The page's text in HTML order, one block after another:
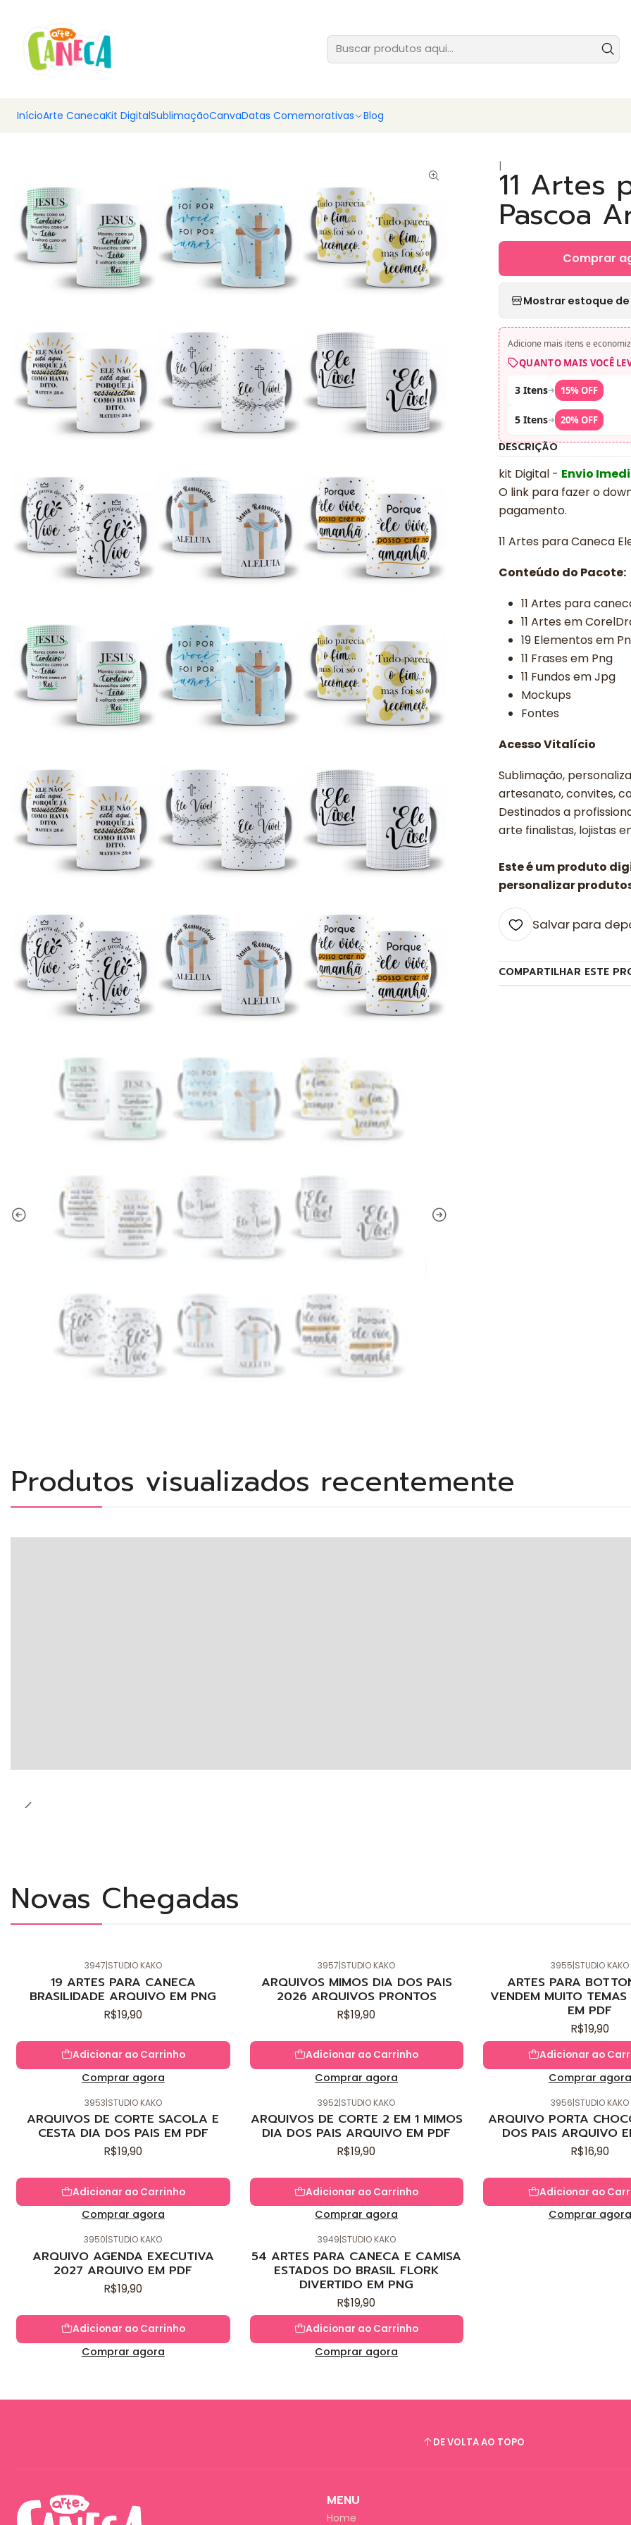
InícioArte CanecaKit DigitalSublimaçãoCanvaDatas Comemorativas Blog
|11 Artes
Pascoa
Comprar
Mostrar estoque
Adicione mais itens e
QUANTO MAIS VOCÊ
3 Itens➜ 15% OFF
5 Itens➜ 20% OFF
DESCRIÇÃO
kit Digital - Envio
O link para fazer o
pagamento.
11 Artes para Caneca
Conteúdo do Pacote:
11 Artes para
11 Artes em
19 Elementos em
11 Frases em Png
11 Fundos em Jpg
Mockups
Fontes
Acesso Vitalício
Sublimação,
artesanato, convites,
Destinados a
arte finalistas, lojistas
Este é um produto
personalizar
Salvar para
COMPARTILHAR ESTE
Produtos visualizados recentemente
Novas Chegadas
3947|STUDIO KAKO
19 ARTES PARA CANECA
BRASILIDADE ARQUIVO EM PNG
R$19,90
Adicionar ao Carrinho
Comprar agora
3957|STUDIO KAKO
ARQUIVOS MIMOS DIA DOS PAIS
2026 ARQUIVOS PRONTOS
R$19,90
Adicionar ao Carrinho
Comprar agora
3955|STUDIO KAKO
ARTES PARA
VENDEM MUITO TEMAS
EM PDF
R$19,90
Adicionar ao
Comprar agora
3953|STUDIO KAKO
ARQUIVOS DE CORTE SACOLA E
CESTA DIA DOS PAIS EM PDF
R$19,90
Adicionar ao Carrinho
Comprar agora
3952|STUDIO KAKO
ARQUIVOS DE CORTE 2 EM 1 MIMOS
DIA DOS PAIS ARQUIVO EM PDF
R$19,90
Adicionar ao Carrinho
Comprar agora
3956|STUDIO KAKO
ARQUIVO PORTA
DOS PAIS ARQUIVO
R$16,90
Adicionar ao
Comprar agora
3950|STUDIO KAKO
ARQUIVO AGENDA EXECUTIVA
2027 ARQUIVO EM PDF
R$19,90
Adicionar ao Carrinho
Comprar agora
3949|STUDIO KAKO
54 ARTES PARA CANECA E CAMISA
ESTADOS DO BRASIL FLORK
DIVERTIDO EM PNG
R$19,90
Adicionar ao Carrinho
Comprar agora
DE VOLTA AO TOPO
MENU
Home